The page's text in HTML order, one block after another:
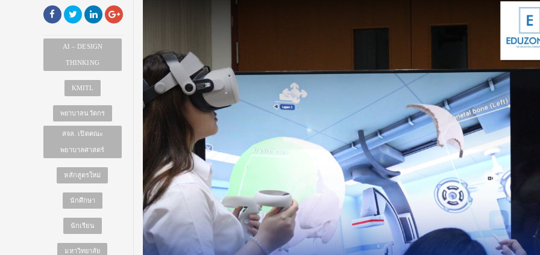
AI – DESIGN
THINKING
KMITL
พยาบาลนวัตกร
สจล. เปิดคณะ
พยาบาลศาสตร์
หลักสูตรใหม่
นักศึกษา
นักเรียน
มหาวิทยาลัย